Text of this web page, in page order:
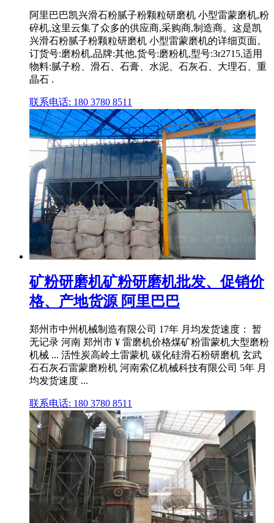
阿里巴巴凯兴滑石粉腻子粉颗粒研磨机 小型雷蒙磨机,粉
碎机,这里云集了众多的供应商,采购商,制造商。这是凯
兴滑石粉腻子粉颗粒研磨机 小型雷蒙磨机的详细页面。
订货号:磨粉机,品牌:其他,货号:磨粉机,型号:3r2715,适用
物料:腻子粉、滑石、石膏、水泥、石灰石、大理石、重
晶石 .
联系电话: 180 3780 8511
矿粉研磨机矿粉研磨机批发、促销价
格、产地货源 阿里巴巴
郑州市中州机械制造有限公司 17年 月均发货速度： 暂
无记录 河南 郑州市 ¥ 雷磨机价格煤矿粉雷蒙机大型磨粉
机械 ... 活性炭高岭土雷蒙机 碳化硅滑石粉研磨机 玄武
石石灰石雷蒙磨粉机 河南索亿机械科技有限公司 5年 月
均发货速度 ...
联系电话: 180 3780 8511